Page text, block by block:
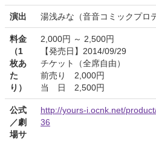
演出 湯浅みな（音音コミックプロ
料金
（1
枚あ
た
り）
2,000円 ～ 2,500円
【発売日】2014/09/29
チケット（全席自由）
前売り 2,000円
当 日 2,500円
公式
／劇
場サ
http://yours-i.ocnk.net/
36